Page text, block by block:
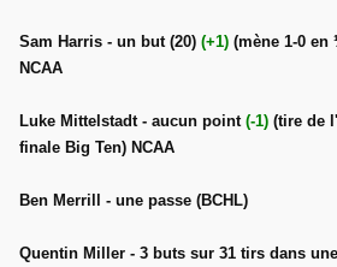
Sam Harris - un but (20) (+1) (mène 1-0
NCAA
Luke Mittelstadt - aucun point (-1) (tire de
finale Big Ten) NCAA
Ben Merrill - une passe (BCHL)
Quentin Miller - 3 buts sur 31 tirs dans